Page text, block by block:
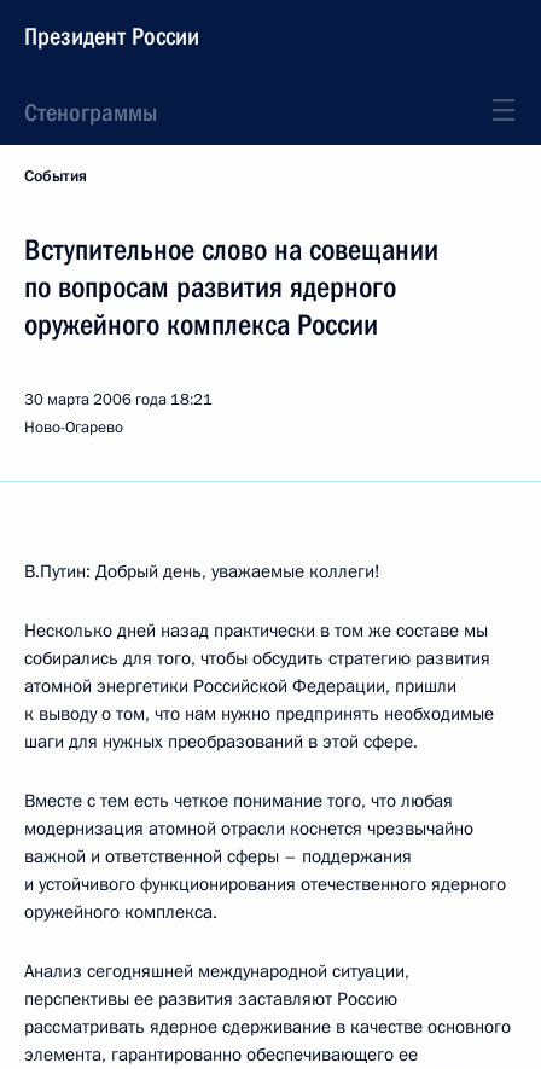
Президент России
Стенограммы
События
Вступительное слово на совещании
по вопросам развития ядерного
оружейного комплекса России
30 марта 2006 года 18:21
Ново-Огарево
В.Путин: Добрый день, уважаемые коллеги!
Несколько дней назад практически в том же составе мы
собирались для того, чтобы обсудить стратегию развития
атомной энергетики Российской Федерации, пришли
к выводу о том, что нам нужно предпринять необходимые
шаги для нужных преобразований в этой сфере.
Вместе с тем есть четкое понимание того, что любая
модернизация атомной отрасли коснется чрезвычайно
важной и ответственной сферы – поддержания
и устойчивого функционирования отечественного ядерного
оружейного комплекса.
Анализ сегодняшней международной ситуации,
перспективы ее развития заставляют Россию
рассматривать ядерное сдерживание в качестве основного
элемента, гарантированно обеспечивающего ее